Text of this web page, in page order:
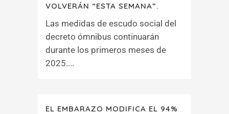
VOLVERÁN “ESTA SEMANA”.
Las medidas de escudo social del
decreto ómnibus continuarán
durante los primeros meses de
2025....
EL EMBARAZO MODIFICA EL 94%